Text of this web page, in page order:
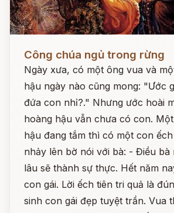
Công chúa ngủ trong rừng
Ngày xưa, có một ông vua và
hậu ngày nào cũng mong: "Ước
đứa con nhỉ?." Nhưng ước hoài
hoàng hậu vẫn chưa có con.
hậu đang tắm thì có một con
nhảy lên bờ nói với bà: - Điều bà
lâu sẽ thành sự thực. Hết năm
con gái. Lời ếch tiên tri quả là
sinh con gái đẹp tuyệt trần. Vua